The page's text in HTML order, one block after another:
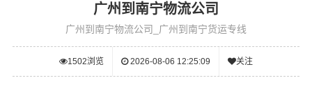
广州到南宁物流公司
广州到南宁物流公司_广州到南宁货运专线
1502浏览 2026-08-06 12:25:09 关注